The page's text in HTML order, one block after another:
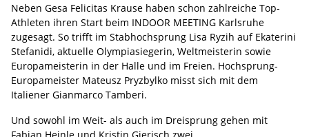
Neben Gesa Felicitas Krause haben schon zahlreiche Top-
Athleten ihren Start beim INDOOR MEETING Karlsruhe
zugesagt. So trifft im Stabhochsprung Lisa Ryzih auf Ekaterini
Stefanidi, aktuelle Olympiasiegerin, Weltmeisterin sowie
Europameisterin in der Halle und im Freien. Hochsprung-
Europameister Mateusz Pryzbylko misst sich mit dem
Italiener Gianmarco Tamberi.
Und sowohl im Weit- als auch im Dreisprung gehen mit